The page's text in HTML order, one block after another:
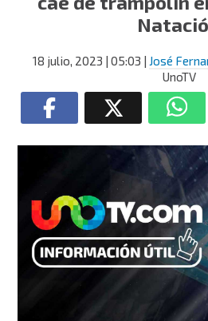
18 julio, 2023 | 05:03 | José
UnoTV